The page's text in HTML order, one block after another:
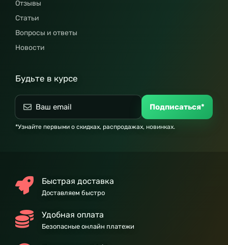
Отзывы
Статьи
Вопросы и ответы
Новости
Будьте в курсе
Подписаться*
*Узнайте первыми о скидках, распродажах, новинках.
Быстрая доставка
Доставляем быстро
Удобная оплата
Безопасные онлайн платежи